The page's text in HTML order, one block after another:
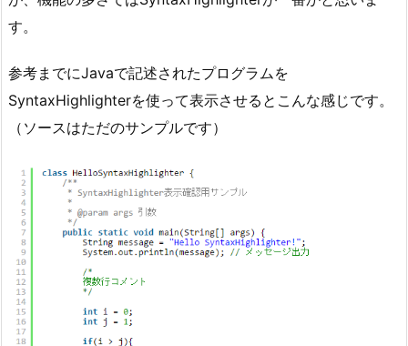
す。
参考までにJavaで記述されたプログラムを
SyntaxHighlighterを使って表示させるとこんな感じです。
（ソースはただのサンプルです）